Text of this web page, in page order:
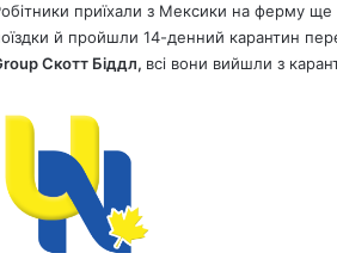
приїхали з Мексики на ферму ще
й пройшли 14-денний карантин
Скотт Біддл, всі вони вийшли з